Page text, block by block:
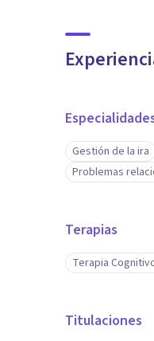
Gestión de la ira
Problemas
Terapias
Terapia
Titulaciones